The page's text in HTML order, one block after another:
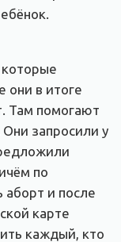
в итоге
Там помогают
запросили у
по
аборт и после
карте
каждый, кто